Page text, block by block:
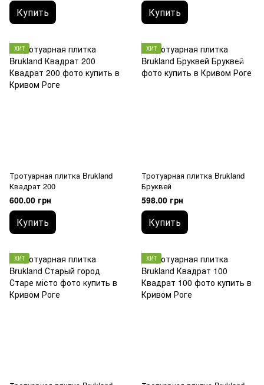
Купить Купить
ХИТ
Тротуарная плитка Brukland
Квадрат 200
600.00 грн
Купить
ХИТ
Тротуарная плитка Brukland
Бруквей
598.00 грн
Купить
ХИТ ХИТ